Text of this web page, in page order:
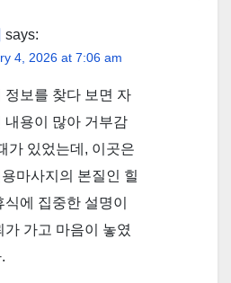
says:
4, 2026 at 7:06 am
정보를 찾다 보면 자
내용이 많아 거부감
가 있었는데, 이곳은
마사지의 본질인 힐
식에 집중한 설명이
가 가고 마음이 놓였